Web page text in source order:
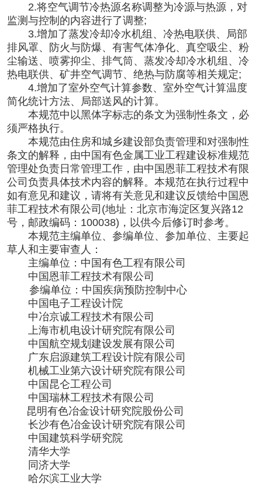
2.将空气调节冷热源名称调整为冷源与热源，对
监测与控制的内容进行了调整;
3.增加了蒸发冷却冷水机组、冷热电联供、局部
排风罩、防火与防爆、有害气体净化、真空吸尘、粉
尘输送、喷雾抑尘、排气筒、蒸发冷却冷水机组、冷
热电联供、矿井空气调节、绝热与防腐等相关规定;
4.增加了室外空气计算参数、室外空气计算温度
简化统计方法、局部送风的计算。
本规范中以黑体字标志的条文为强制性条文，必
须严格执行。
本规范由住房和城乡建设部负责管理和对强制性
条文的解释，由中国有色金属工业工程建设标准规范
管理处负责日常管理工作，由中国恩菲工程技术有限
公司负责具体技术内容的解释。本规范在执行过程中
如有意见和建议，请将有关意见和建议反馈给中国恩
菲工程技术有限公司 (地址：北京市海淀区复兴路12
号，邮政编码：100038)，以供今后修订时参考。
本规范主编单位、参编单位、参加单位、主要起
草人和主要审查人：
主编单位：中国有色工程有限公司
中国恩菲工程技术有限公司
参编单位：中国疾病预防控制中心
中国电子工程设计院
中冶京诚工程技术有限公司
上海市机电设计研究院有限公司
中国航空规划建设发展有限公司
广东启源建筑工程设计院有限公司
机械工业第六设计研究院有限公司
中国昆仑工程公司
中国瑞林工程技术有限公司
昆明有色冶金设计研究院股份公司
长沙有色冶金设计研究院有限公司
中国建筑科学研究院
清华大学
同济大学
哈尔滨工业大学